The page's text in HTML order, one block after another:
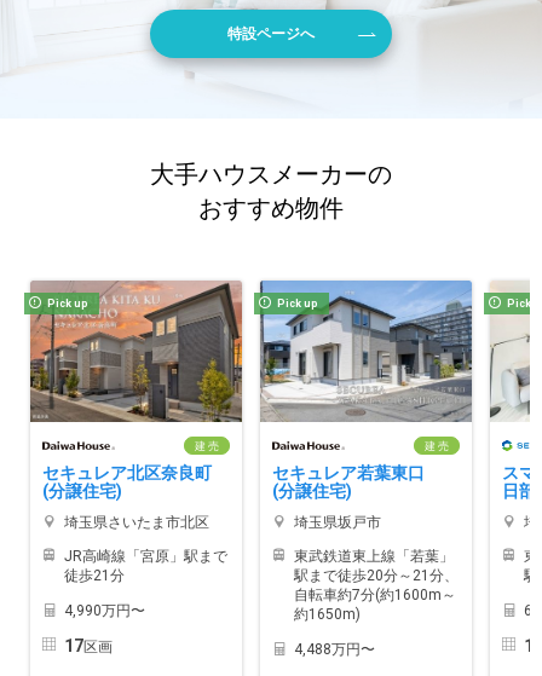
特設ページへ
大手ハウスメーカーの
おすすめ物件
Pick up
建 売
セキュレア北区奈良町
(分譲住宅)
埼玉県さいたま市北区
JR高崎線「宮原」駅まで
徒歩21分
4,990万円〜
17区画
Pick up
建 売
セキュレア若葉東口
(分譲住宅)
埼玉県坂戸市
東武鉄道東上線「若葉」
駅まで徒歩20分～21分、
自転車約7分(約1600m～
約1650m)
4,488万円〜
Pick
スマ
日部
埼
東
駅
15